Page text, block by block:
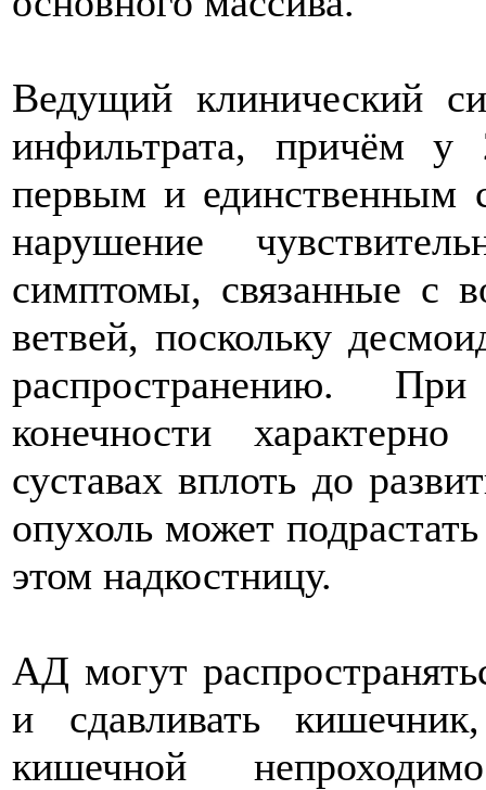
Ведущий клинический
инфильтрата, причём
первым и единственным
нарушение
симптомы, связанные с
ветвей, поскольку
распространению.
конечности
суставах вплоть до
опухоль может
этом надкостницу.
АД могут
и сдавливать
кишечной